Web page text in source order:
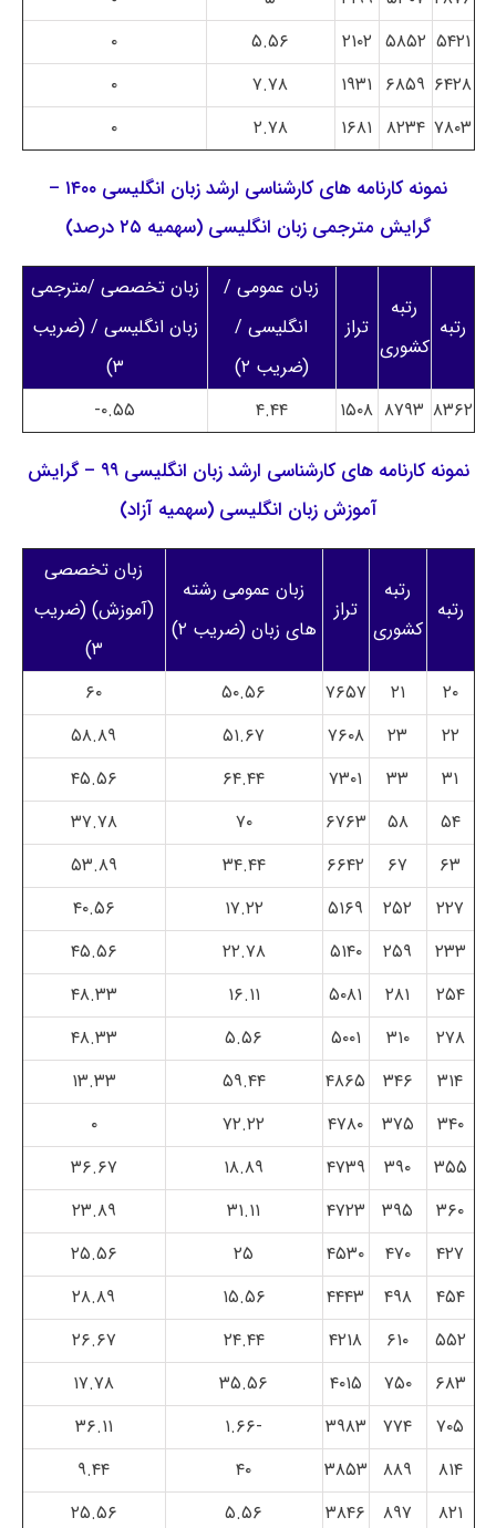
۵۴۲۱ ۵۸۵۲ ۲۱۰۲ ۵.۵۶
۰
۶۴۲۸ ۶۸۵۹ ۱۹۳۱ ۷.۷۸
۰
۷۸۰۳ ۸۲۳۴ ۱۶۸۱ ۲.۷۸ ۰
نمونه کارنامه های کارشناسی ارشد زبان انگلیسی ۱۴۰۰ –
گرایش مترجمی زبان انگلیسی (سهمیه ۲۵ درصد)
رتبه
رتبه
کشوری
تراز
زبان عمومی /
انگلیسی /
(ضریب ۲)
زبان تخصصی /مترجمی
زبان انگلیسی / (ضریب
۳)
۸۳۶۲ ۸۷۹۳ ۱۵۰۸ ۴.۴۴ ۰.۵۵-
نمونه کارنامه های کارشناسی ارشد زبان انگلیسی ۹۹ – گرایش
آموزش زبان انگلیسی (سهمیه آزاد)
رتبه
رتبه
کشوری
تراز
زبان عمومی رشته
های زبان (ضریب ۲)
زبان تخصصی
(آموزش) (ضریب
۳)
۲۰
۲۱ ۷۶۵۷ ۵۰.۵۶
۶۰
۲۲
۲۳ ۷۶۰۸ ۵۱.۶۷
۵۸.۸۹
۳۱
۳۳ ۷۳۰۱ ۶۴.۴۴
۴۵.۵۶
۵۴
۵۸ ۶۷۶۳ ۷۰
۳۷.۷۸
۶۳
۶۷ ۶۶۴۲ ۳۴.۴۴
۵۳.۸۹
۲۲۷
۲۵۲ ۵۱۶۹ ۱۷.۲۲
۴۰.۵۶
۲۳۳
۲۵۹ ۵۱۴۰ ۲۲.۷۸
۴۵.۵۶
۲۵۴
۲۸۱ ۵۰۸۱ ۱۶.۱۱
۴۸.۳۳
۲۷۸
۳۱۰ ۵۰۰۱ ۵.۵۶
۴۸.۳۳
۳۱۴
۳۴۶ ۴۸۶۵ ۵۹.۴۴
۱۳.۳۳
۳۴۰
۳۷۵ ۴۷۸۰ ۷۲.۲۲
۰
۳۵۵
۳۹۰ ۴۷۳۹ ۱۸.۸۹
۳۶.۶۷
۳۶۰
۳۹۵ ۴۷۲۳ ۳۱.۱۱
۲۳.۸۹
۴۲۷
۴۷۰ ۴۵۳۰ ۲۵
۲۵.۵۶
۴۵۴
۴۹۸ ۴۴۴۳ ۱۵.۵۶
۲۸.۸۹
۵۵۲
۶۱۰ ۴۲۱۸ ۲۴.۴۴
۲۶.۶۷
۶۸۳
۷۵۰ ۴۰۱۵ ۳۵.۵۶
۱۷.۷۸
۷۰۵
۷۷۴ ۳۹۸۳ -۱.۶۶
۳۶.۱۱
۸۱۴
۸۸۹ ۳۸۵۳ ۴۰
۹.۴۴
۸۲۱
۸۹۷ ۳۸۴۶ ۵.۵۶
۲۵.۵۶